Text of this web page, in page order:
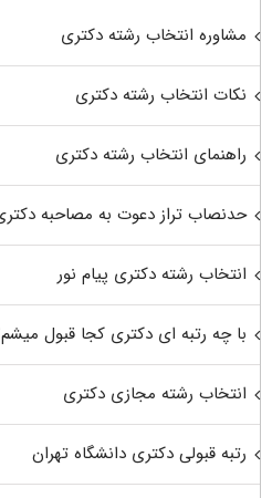
مشاوره انتخاب رشته دکتری
نکات انتخاب رشته دکتری
راهنمای انتخاب رشته دکتری
حدنصاب تراز دعوت به مصاحبه
انتخاب رشته دکتری پیام نور
با چه رتبه ای دکتری کجا قبول
انتخاب رشته مجازی دکتری
رتبه قبولی دکتری دانشگاه تهران